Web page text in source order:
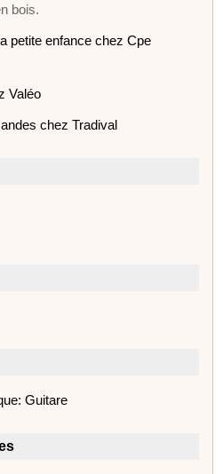
bois.
petite enfance chez Cpe
Valéo
chez Tradival
Guitare